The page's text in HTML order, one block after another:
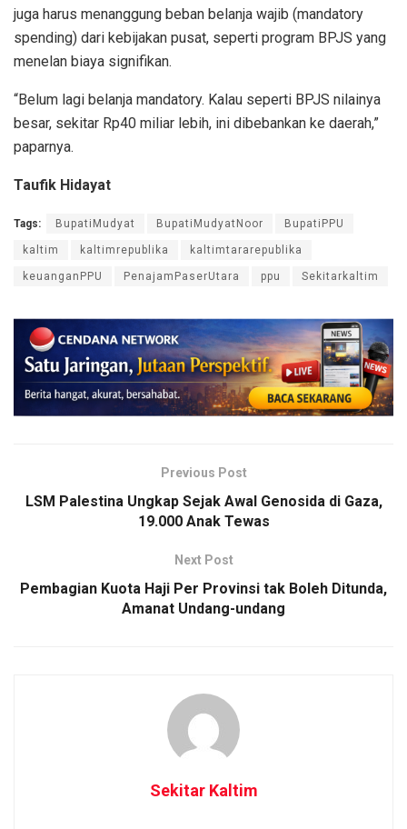
juga harus menanggung beban belanja wajib (mandatory
spending) dari kebijakan pusat, seperti program BPJS yang
menelan biaya signifikan.
“Belum lagi belanja mandatory. Kalau seperti BPJS nilainya
besar, sekitar Rp40 miliar lebih, ini dibebankan ke daerah,”
paparnya.
Taufik Hidayat
Tags: BupatiMudyat BupatiMudyatNoor BupatiPPU
kaltim kaltimrepublika kaltimtararepublika
keuanganPPU PenajamPaserUtara ppu Sekitarkaltim
Previous Post
LSM Palestina Ungkap Sejak Awal Genosida di Gaza,
19.000 Anak Tewas
Next Post
Pembagian Kuota Haji Per Provinsi tak Boleh Ditunda,
Amanat Undang-undang
Sekitar Kaltim